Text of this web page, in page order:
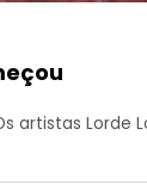
artistas Lorde